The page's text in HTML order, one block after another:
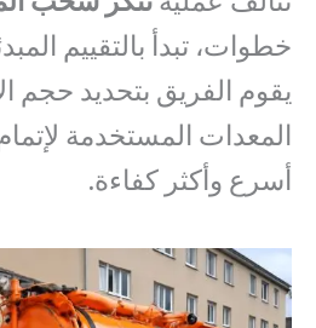
خطوات، تبدأ بالتقييم
يقوم الفريق بتحديد حجم
المعدات المستخدمة
أسرع وأكثر كفاءة.